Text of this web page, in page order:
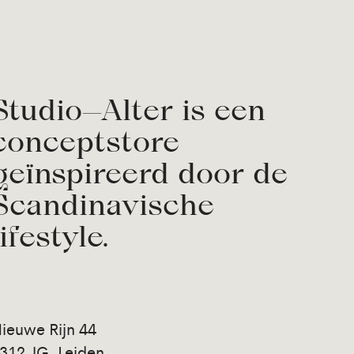
is een
door de
Rijn 44